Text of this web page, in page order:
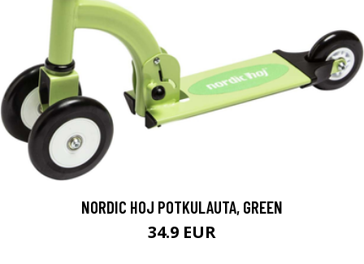
NORDIC HOJ POTKULAUTA, GREEN
34.9 EUR